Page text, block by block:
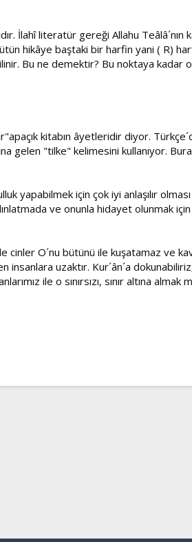
İlahî literatür gereği Allahu
hikâye baştaki bir harfin yani ( R)
Bu ne demektir? Bu noktaya
kitabın âyetleridir diyor.
gelen "tilke" kelimesini kullanıyor.
yapabilmek için çok iyi anlaşılır
ve onunla hidayet olunmak
O´nu bütünü ile kuşatamaz ve
uzaktır. Kur´ân´a
ile o sınırsızı, sınır altına